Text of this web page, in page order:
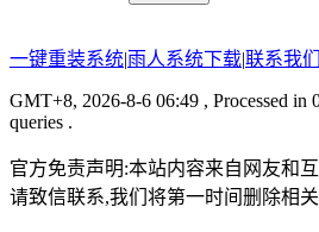
一键重装系统|雨人系统下载|联系我们
GMT+8, 2026-8-6 06:49 , Processed in
queries .
官方免责声明:本站内容来自网友和
请致信联系,我们将第一时间删除相